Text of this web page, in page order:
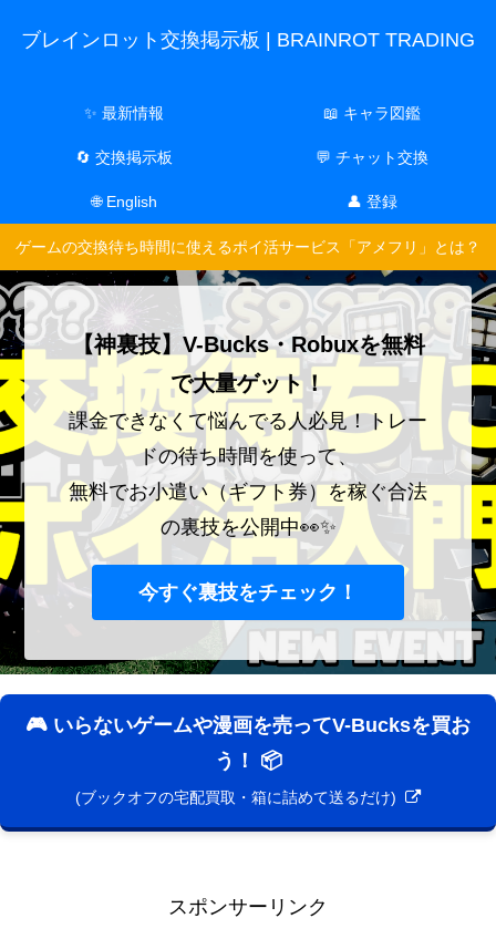
ブレインロット交換掲示板 | BRAINROT TRADING
✨ 最新情報 📖 キャラ図鑑
🔄 交換掲示板 💬 チャット交換
🌐 English 👤 登録
ゲームの交換待ち時間に使えるポイ活サービス「アメフリ」とは？
【神裏技】V-Bucks・Robuxを無料
で大量ゲット！
課金できなくて悩んでる人必見！トレー
ドの待ち時間を使って、
無料でお小遣い（ギフト券）を稼ぐ合法
の裏技を公開中👀✨
今すぐ裏技をチェック！
🎮 いらないゲームや漫画を売ってV-Bucksを買お
う！ 📦
(ブックオフの宅配買取・箱に詰めて送るだけ)
スポンサーリンク